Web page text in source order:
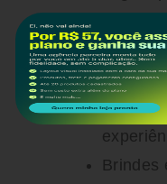
uma
compra
Brindes